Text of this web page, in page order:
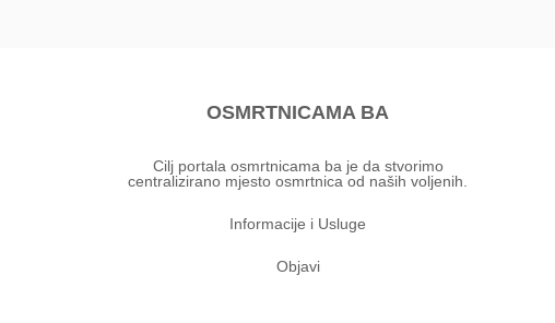
OSMRTNICAMA BA
Cilj portala osmrtnicama ba je da stvorimo
centralizirano mjesto osmrtnica od naših voljenih.
Informacije i Usluge
Objavi